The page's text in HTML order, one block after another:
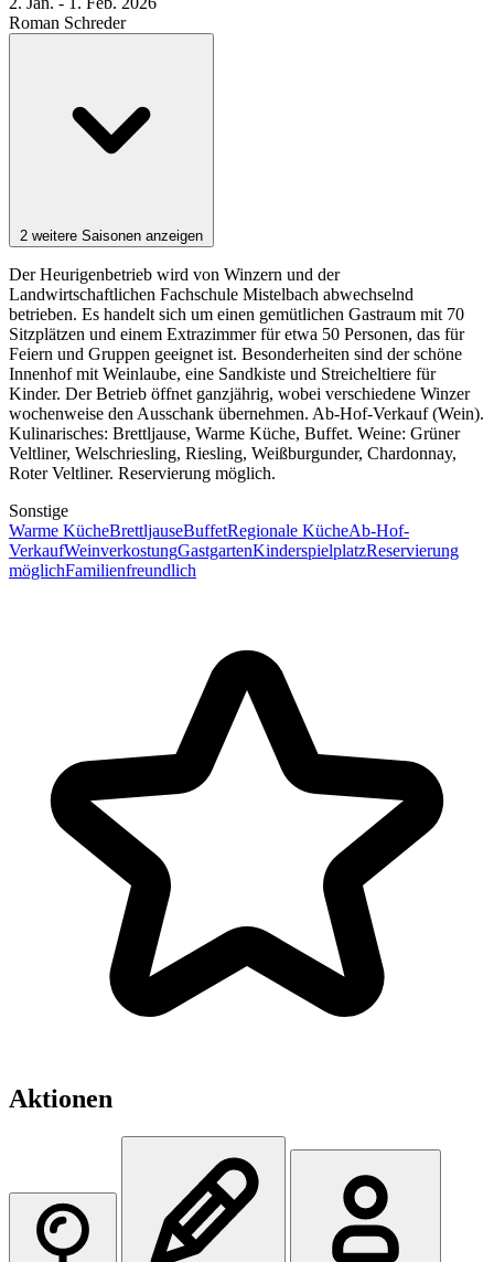
Roman Schreder
2 weitere Saisonen anzeigen
Der Heurigenbetrieb wird von Winzern und der
Landwirtschaftlichen Fachschule Mistelbach abwechselnd
betrieben. Es handelt sich um einen gemütlichen Gastraum mit 70
Sitzplätzen und einem Extrazimmer für etwa 50 Personen, das für
Feiern und Gruppen geeignet ist. Besonderheiten sind der schöne
Innenhof mit Weinlaube, eine Sandkiste und Streicheltiere für
Kinder. Der Betrieb öffnet ganzjährig, wobei verschiedene Winzer
wochenweise den Ausschank übernehmen. Ab-Hof-Verkauf (Wein).
Kulinarisches: Brettljause, Warme Küche, Buffet. Weine: Grüner
Veltliner, Welschriesling, Riesling, Weißburgunder, Chardonnay,
Roter Veltliner. Reservierung möglich.
Sonstige
Warme KücheBrettljauseBuffetRegionale KücheAb-Hof-
VerkaufWeinverkostungGastgartenKinderspielplatzReservierung
möglichFamilienfreundlich
Aktionen